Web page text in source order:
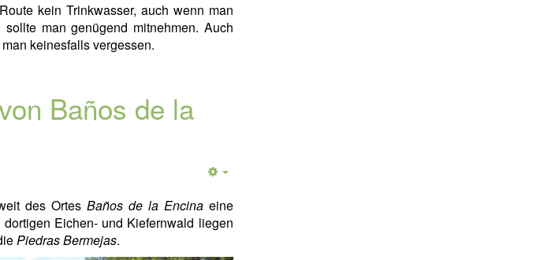
kein Trinkwasser, auch wenn man
man genügend mitnehmen. Auch
keinesfalls vergessen.
Baños de la
des Ortes Baños de la Encinaeine
Eichen- und Kiefernwald liegen
Piedras Bermejas.